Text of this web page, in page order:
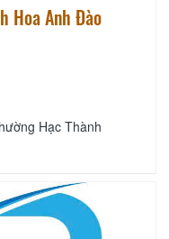
Hoa Anh Đào
Hạc Thành